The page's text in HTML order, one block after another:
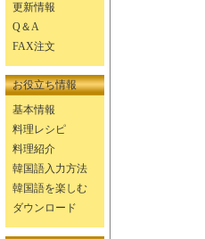
更新情報
Q＆A
FAX注文
お役立ち情報
基本情報
料理レシピ
料理紹介
韓国語入力方法
韓国語を楽しむ
ダウンロード